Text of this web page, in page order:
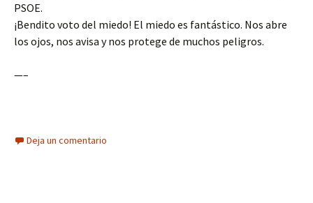
PSOE.
¡Bendito voto del miedo! El miedo es fantástico. Nos abre
los ojos, nos avisa y nos protege de muchos peligros.
—–
Deja un comentario